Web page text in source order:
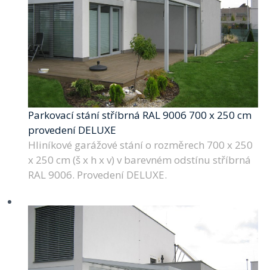
Parkovací stání stříbrná RAL 9006 700 x 250 cm
provedení DELUXE
Hliníkové garážové stání o rozměrech 700 x 250
x 250 cm (š x h x v) v barevném odstínu stříbrná
RAL 9006. Provedení DELUXE.